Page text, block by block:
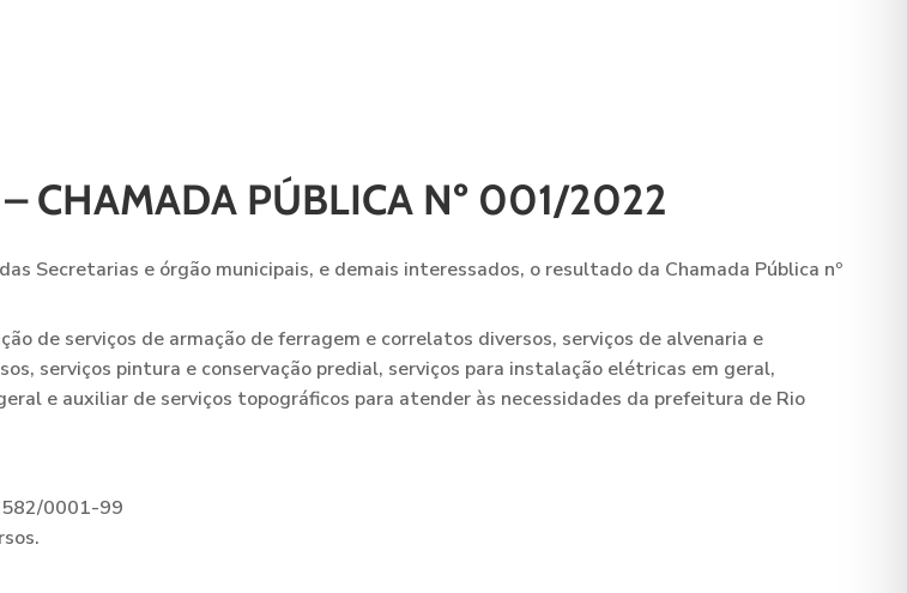
CHAMADA PÚBLICA Nº 001/2022
Secretarias e órgão municipais, e demais interessados, o resultado da Chamada Pública nº
de serviços de armação de ferragem e correlatos diversos, serviços de alvenaria e
serviços pintura e conservação predial, serviços para instalação elétricas em geral,
e auxiliar de serviços topográficos para atender às necessidades da prefeitura de Rio
0001-99